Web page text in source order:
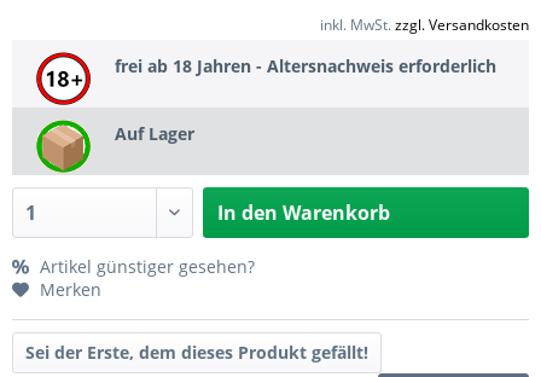
inkl. MwSt.zzgl. Versandkosten
frei ab 18 Jahren - Altersnachweis erforderlich
Auf Lager
In den Warenkorb
Artikel günstiger gesehen?
Merken
Sei der Erste, dem dieses Produkt gefällt!